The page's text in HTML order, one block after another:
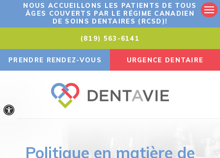
Version accessible
NOUS ACCUEILLONS LES PATIENTS DE TOUS
ÂGES COUVERTS PAR LE RÉGIME CANADIEN
DE SOINS DENTAIRES (RCSD)!
(819) 563-6141
PRENDRE RENDEZ-VOUS URGENCE DENTAIRE
Politique en matière de